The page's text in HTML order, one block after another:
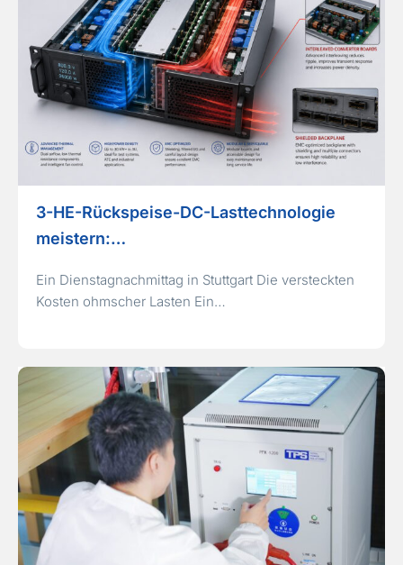
3-HE-Rückspeise-DC-Lasttechnologie
meistern:…
Ein Dienstagnachmittag in Stuttgart Die versteckten
Kosten ohmscher Lasten Ein…